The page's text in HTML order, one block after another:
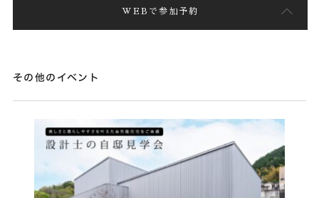
WEBで参加予約
その他のイベント